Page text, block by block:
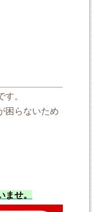
。
困らないため
ませ。